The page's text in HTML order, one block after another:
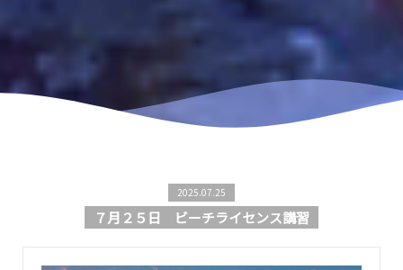
2025.07.25
７月２５日 ビーチライセンス講習